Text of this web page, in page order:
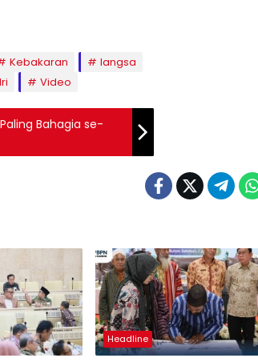
Kebakaran
langsa
Video
Bahagia se-
Headline